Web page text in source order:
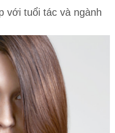
với tuổi tác và ngành